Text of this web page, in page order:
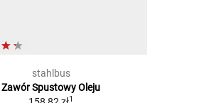
stahlbus
Zawór Spustowy Oleju
1